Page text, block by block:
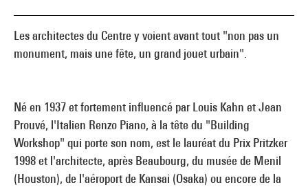
Les architectes du Centre y voient avant tout "non pas un
monument, mais une fête, un grand jouet urbain".
Né en 1937 et fortement influencé par Louis Kahn et Jean
Prouvé, l'Italien Renzo Piano, à la tête du "Building
Workshop" qui porte son nom, est le lauréat du Prix Pritzker
1998 et l'architecte, après Beaubourg, du musée de Menil
(Houston), de l'aéroport de Kansai (Osaka) ou encore de la